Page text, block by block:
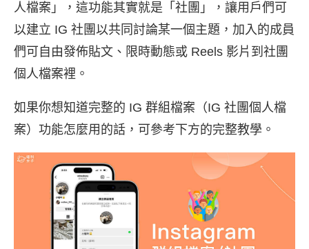
人檔案」，這功能其實就是「社團」，讓用戶們可
以建立 IG 社團以共同討論某一個主題，加入的成員
們可自由發佈貼文、限時動態或 Reels 影片到社團
個人檔案裡。
如果你想知道完整的 IG 群組檔案（IG 社團個人檔
案）功能怎麼用的話，可參考下方的完整教學。